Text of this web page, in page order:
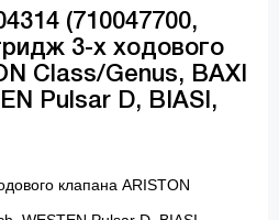
(710047700,
3-х ходового
Class/Genus, BAXI
Pulsar D, BIASI,
клапана ARISTON